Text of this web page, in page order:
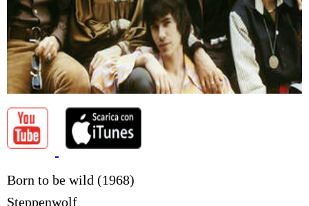
Born to be wild (1968)
Steppenwolf